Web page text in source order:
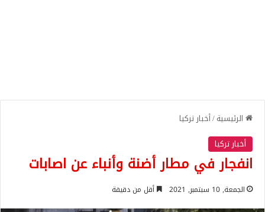
الرئيسية/أخبار تركيا
أخبار تركيا
انفجار في مطار أضنة وأنباء عن اصابات
الجمعة, 10 سبتمبر, 2021 أقل من دقيقة